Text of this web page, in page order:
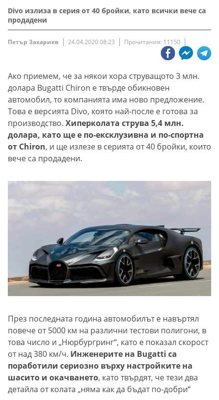
Divo излиза в серия от 40 бройки, като всички вече са
продадени
Петър Захариев 24.04.2020 08:23 Прочитания: 11150
Ако приемем, че за някои хора струващото 3 млн.
долара Bugatti Chiron е твърде обикновен
автомобил, то компанията има ново предложение.
Това е версията Divo, която най-после е готова за
производство. Хиперколата струва 5,4 млн.
долара, като ще е по-ексклузивна и по-спортна
от Chiron, и ще излезе в серията от 40 бройки, които
вече са продадени.
През последната година автомобилът е навъртял
повече от 5000 км на различни тестови полигони, в
това число и „Нюрбургринг“, като е показал скорост
от над 380 км/ч. Инженерите на Bugatti са
поработили сериозно върху настройките на
шасито и окачването, като твърдят, че тези два
детайла от колата „няма как да бъдат по-добри“